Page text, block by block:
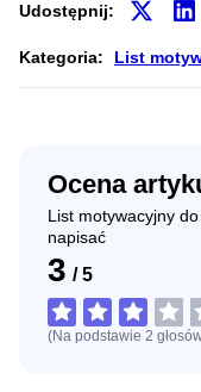
Udostępnij:
Kategoria: List
Ocena
List motywacyjny
napisać
3 / 5
(Na podstawie 2